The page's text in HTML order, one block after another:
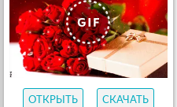
ОТКРЫТЬ СКАЧАТЬ